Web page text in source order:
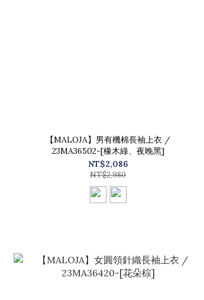
【MALOJA】男有機棉長袖上衣 /
23MA36502-[橡木綠、夜晚黑]
NT$2,086
NT$2,980